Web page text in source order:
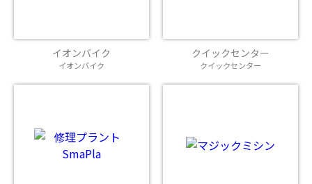
イオンバイク
イオンバイク
クイックセンター
クイックセンター